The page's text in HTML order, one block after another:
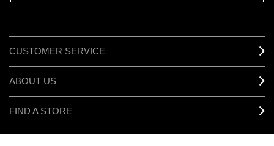
CUSTOMER SERVICE
ABOUT US
FIND A STORE